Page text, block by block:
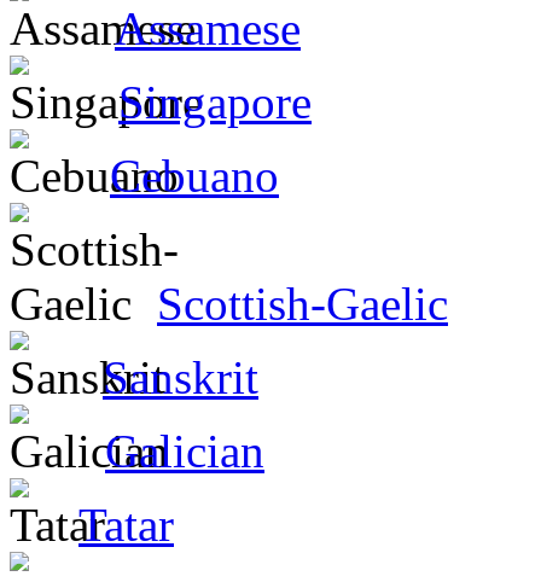
Assamese
Singapore
Cebuano
Scottish-Gaelic
Sanskrit
Galician
Tatar